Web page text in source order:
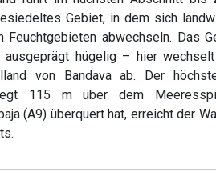
Gebiet, in dem sich
Feuchtgebieten abwechseln. Das
ausgeprägt hügelig – hier
von Bandava ab. Der
115 m über dem
(A9) überquert hat, erreicht der